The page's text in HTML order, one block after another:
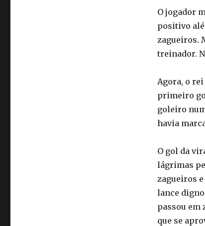
O jogador
positivo
zagueiros.
treinador.
Agora, o rei
primeiro
goleiro
havia
O gol da
lágrimas
zagueiros
lance
passou em
que se